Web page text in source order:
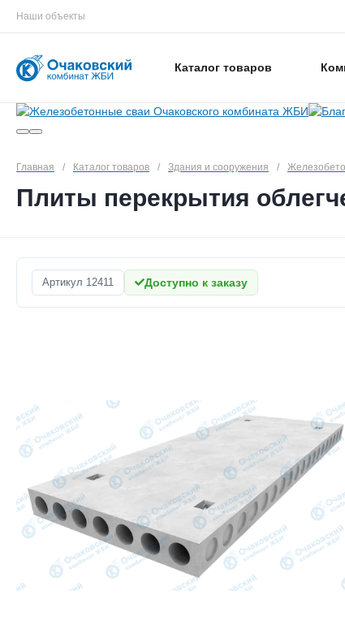
Наши объекты
Каталог товаров
Главная / Каталог товаров / Здания и сооружения /
Плиты перекрытия
Артикул 12411 Доступно к заказу